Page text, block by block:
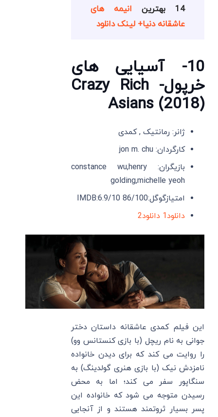
14 بهترین
انیمه های
عاشقانه دنیا+ لینک دانلود
10- آسیایی های
خرپول- Crazy Rich
Asians (2018)
ژانر: رمانتیک , کمدی
کارگردان: jon m. chu
بازیگران: constance wu,henry
golding,michelle yeoh
امتیازگوگل:86/100 IMDB:6.9/10
دانلود1
دانلود2
این فیلم کمدی عاشقانه داستان دختر
جوانی به نام ریچل (با بازی کنستانس وو)
را روایت می کند که برای دیدن خانواده
نامزدش نیک (با بازی هنری گولدینگ) به
سنگاپور سفر می کند؛ اما به محض
رسیدن متوجه می شود که خانواده این
پسر بسیار ثروتمند هستند و از آنجایی